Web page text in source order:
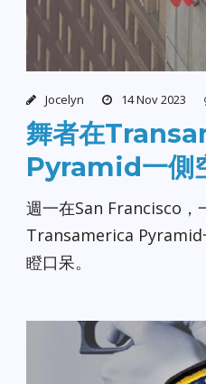
Jocelyn 14 Nov 2023
舞者在
Pyramid一側
週一在San Francisco，
Transamerica Pyramid
瞪口呆。